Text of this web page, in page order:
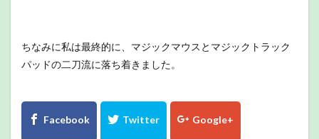
ちなみに私は最終的に、マジックマウスとマジックトラック
パッドの二刀流に落ち着きました。